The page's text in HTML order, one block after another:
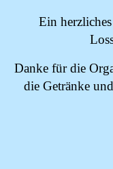
Ein
Danke für die
die Getränke